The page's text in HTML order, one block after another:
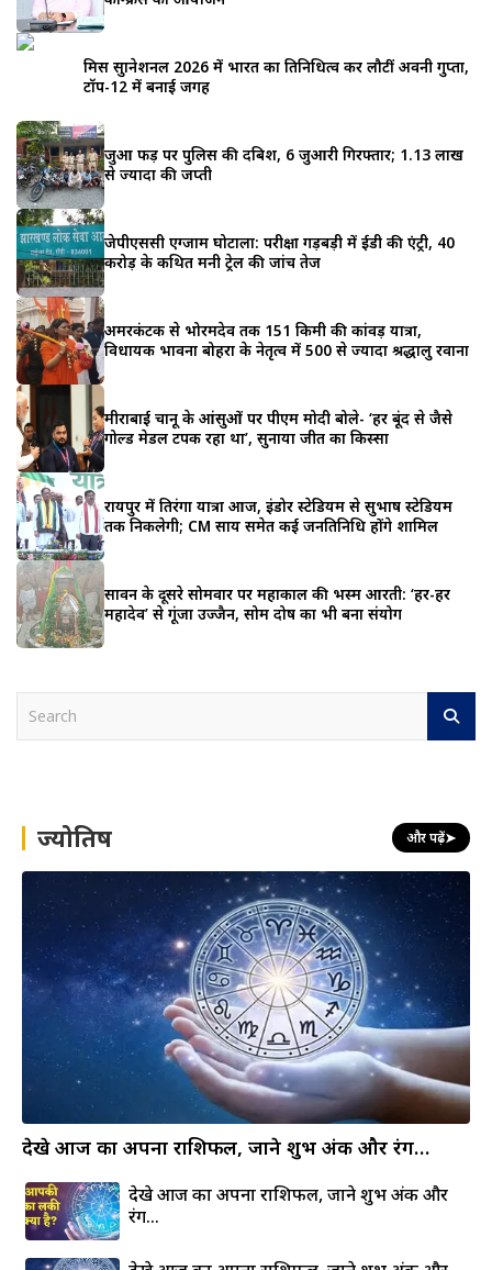
मिस सुप्रानेशनल 2026 में भारत का प्रतिनिधित्व कर लौटीं अवनी गुप्ता,
टॉप-12 में बनाई जगह
जुआ फड़ पर पुलिस की दबिश, 6 जुआरी गिरफ्तार; ₹1.13 लाख
से ज्यादा की जप्ती
जेपीएससी एग्जाम घोटाला: परीक्षा गड़बड़ी में ईडी की एंट्री, 40
करोड़ के कथित मनी ट्रेल की जांच तेज
अमरकंटक से भोरमदेव तक 151 किमी की कांवड़ यात्रा,
विधायक भावना बोहरा के नेतृत्व में 500 से ज्यादा श्रद्धालु रवाना
मीराबाई चानू के आंसुओं पर पीएम मोदी बोले- ‘हर बूंद से जैसे
गोल्ड मेडल टपक रहा था’, सुनाया जीत का किस्सा
रायपुर में तिरंगा यात्रा आज, इंडोर स्टेडियम से सुभाष स्टेडियम
तक निकलेगी; CM साय समेत कई जनप्रतिनिधि होंगे शामिल
सावन के दूसरे सोमवार पर महाकाल की भस्म आरती: ‘हर-हर
महादेव’ से गूंजा उज्जैन, सोम प्रदोष का भी बना संयोग
h ज्योतिष और पढ़ें➤
देखे आज का अपना राशिफल, जाने शुभ अंक और रंग…
देखे आज का अपना राशिफल, जाने शुभ अंक और
रंग…